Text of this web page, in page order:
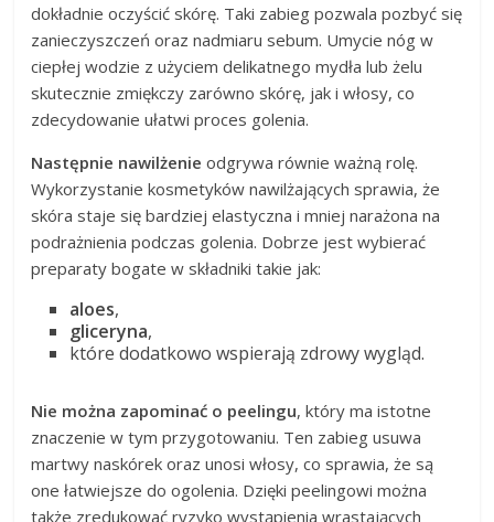
dokładnie oczyścić skórę. Taki zabieg pozwala pozbyć się
zanieczyszczeń oraz nadmiaru sebum. Umycie nóg w
ciepłej wodzie z użyciem delikatnego mydła lub żelu
skutecznie zmiękczy zarówno skórę, jak i włosy, co
zdecydowanie ułatwi proces golenia.
Następnie nawilżenie odgrywa równie ważną rolę.
Wykorzystanie kosmetyków nawilżających sprawia, że
skóra staje się bardziej elastyczna i mniej narażona na
podrażnienia podczas golenia. Dobrze jest wybierać
preparaty bogate w składniki takie jak:
aloes,
gliceryna,
które dodatkowo wspierają zdrowy wygląd.
Nie można zapominać o peelingu, który ma istotne
znaczenie w tym przygotowaniu. Ten zabieg usuwa
martwy naskórek oraz unosi włosy, co sprawia, że są
one łatwiejsze do ogolenia. Dzięki peelingowi można
także zredukować ryzyko wystąpienia wrastających